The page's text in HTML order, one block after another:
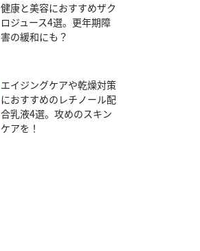
健康と美容におすすめザク
ロジュース4選。更年期障
害の緩和にも？
エイジングケアや乾燥対策
におすすめのレチノール配
合乳液4選。攻めのスキン
ケアを！